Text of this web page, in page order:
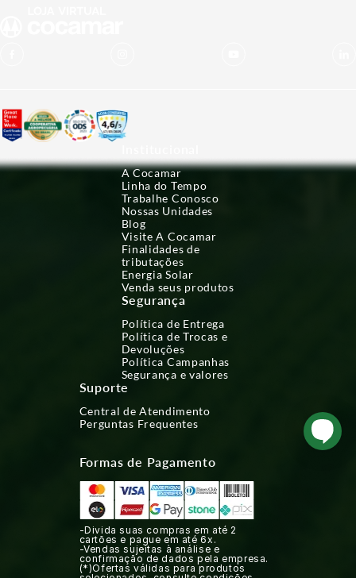
A Cocamar
Linha do Tempo
Trabalhe Conosco
Nossas Unidades
Blog
Visite A Cocamar
Finalidades de
tributações
Energia Solar
Venda seus produtos
Segurança
Política de Entrega
Política de Trocas e
Devoluções
Política Campanhas
Segurança e valores
Suporte
Central de Atendimento
Perguntas Frequentes
Formas de Pagamento
-Divida suas compras em até 2
cartões e pague em até 6x.
-Vendas sujeitas à análise e
confirmação de dados pela empresa.
(*)Ofertas válidas para produtos